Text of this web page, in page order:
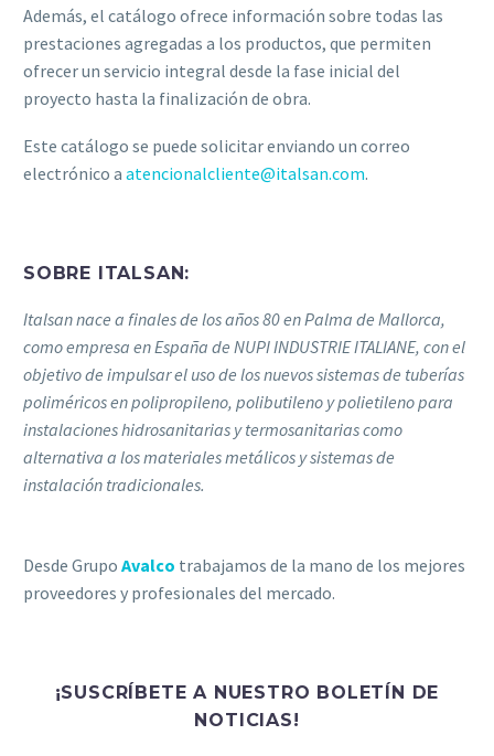
Además, el catálogo ofrece información sobre todas las
prestaciones agregadas a los productos, que permiten
ofrecer un servicio integral desde la fase inicial del
proyecto hasta la finalización de obra.
Este catálogo se puede solicitar enviando un correo
electrónico a atencionalcliente@italsan.com.
SOBRE ITALSAN:
Italsan nace a finales de los años 80 en Palma de Mallorca,
como empresa en España de NUPI INDUSTRIE ITALIANE, con el
objetivo de impulsar el uso de los nuevos sistemas de tuberías
poliméricos en polipropileno, polibutileno y polietileno para
instalaciones hidrosanitarias y termosanitarias como
alternativa a los materiales metálicos y sistemas de
instalación tradicionales.
Desde Grupo Avalco trabajamos de la mano de los mejores
proveedores y profesionales del mercado.
¡SUSCRÍBETE A NUESTRO BOLETÍN DE
NOTICIAS!